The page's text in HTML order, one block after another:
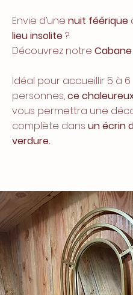
Envie d’une nuit féérique
lieu insolite?
Découvrez notre
Idéal pour accueillir 5 à 6
personnes,ce
vous permettra une
complète dans un écrin
verdure.